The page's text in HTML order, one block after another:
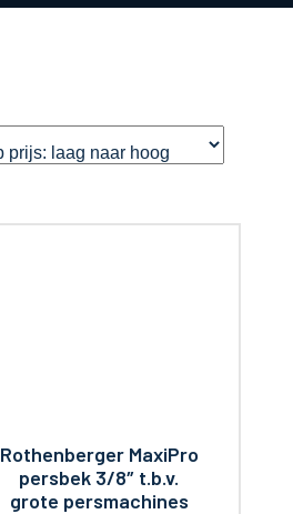
Rothenberger MaxiPro
persbek 3/8″ t.b.v.
grote persmachines